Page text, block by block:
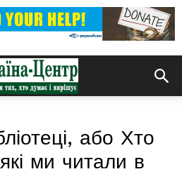
або Хто
ми читали в